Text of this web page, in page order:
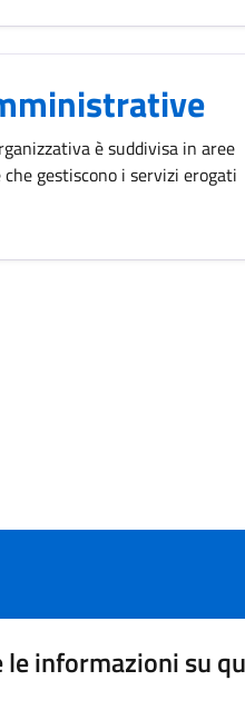
è suddivisa in aree
gestiscono i servizi erogati
le informazioni su